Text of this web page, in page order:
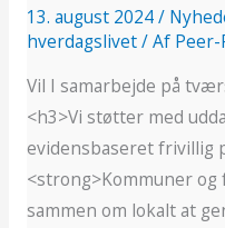
13. august 2024/
hverdagslivet/ Af
Vil I samarbejde på
<h3>Vi støtter med
evidensbaseret frivillig
<strong>Kommuner
sammen om lokalt at